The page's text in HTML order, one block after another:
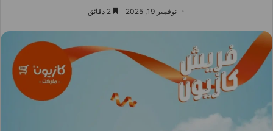
نوفمبر 19, 2025 2 دقائق